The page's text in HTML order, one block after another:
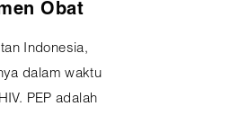
Obat
Indonesia,
dalam waktu
PEP adalah